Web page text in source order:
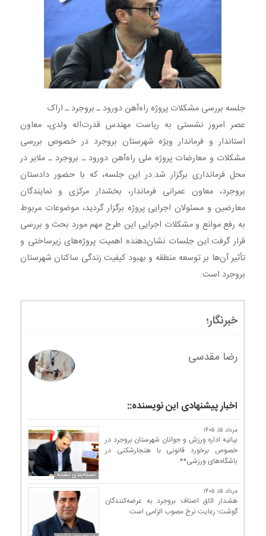
جلسه بررسی مشکلات پروژه راه‌آهن دورود ـ بروجرد ـ اراک
عصر امروز نشستی به ریاست مهندس قدرت‌اله ولدی، معاون
استاندار و فرماندار ویژه شهرستان بروجرد در خصوص بررسی
مشکلات و معارضات پروژه ملی راه‌آهن دورود ـ بروجرد ـ ملایر در
محل فرمانداری برگزار شد.در این جلسه، که با حضور دادستان
بروجرد، معاون عمرانی فرماندار، بخشدار مرکزی و نمایندگان
معارضین و مسئولان اجرایی پروژه برگزار گردید، موضوعات مربوط
به رفع موانع و مشکلات اجرایی این طرح مهم مورد بحث و بررسی
قرار گرفت.این جلسات نشان‌دهنده اهمیت پروژه‌های زیرساختی و
تأثیر آن‌ها بر توسعه منطقه و بهبود کیفیت زندگی ساکنان شهرستان
بروجرد است.
خبرنگار؛
رضا مقدسی
اخبار پیشنهادی این نویسنده::
دسته‌بندی نشده
مرداد ۱۵, ۱۴۰۵
بیانیه اداره ورزش و جوانان شهرستان بروجرد در
خصوص برخورد قانونی با هنجارشکنی در
باشگاه‌های ورزشی**
مرداد ۱۵, ۱۴۰۵
هشدار اتاق اصناف بروجرد به عرضه‌کنندگان
گوشت؛ رعایت نرخ مصوب الزامی است